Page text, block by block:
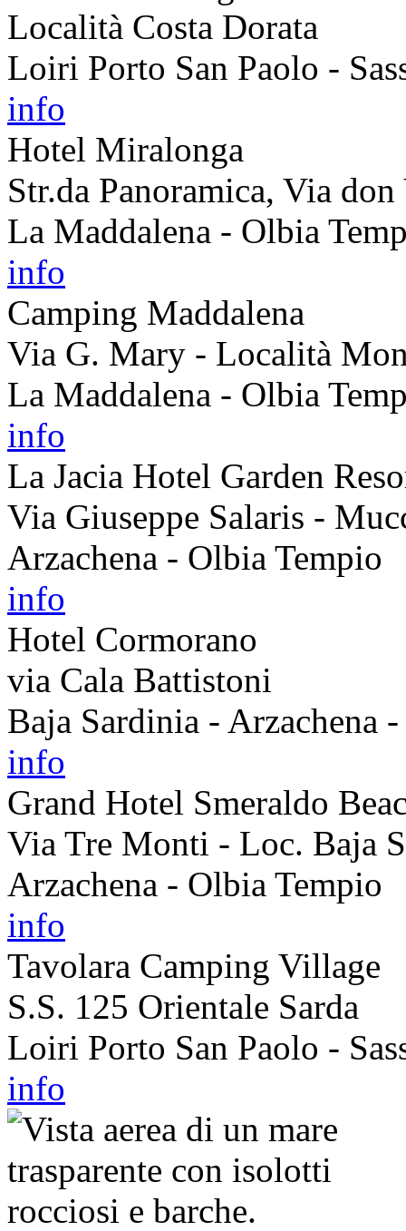
Località Costa Dorata
Loiri Porto San Paolo -
info
Hotel Miralonga
Str.da Panoramica, Via
La Maddalena - Olbia
info
Camping Maddalena
Via G. Mary - Località
La Maddalena - Olbia
info
La Jacia Hotel Garden
Via Giuseppe Salaris -
Arzachena - Olbia Tempio
info
Hotel Cormorano
via Cala Battistoni
Baja Sardinia - Arzachena
info
Grand Hotel Smeraldo
Via Tre Monti - Loc. Baja
Arzachena - Olbia Tempio
info
Tavolara Camping Village
S.S. 125 Orientale Sarda
Loiri Porto San Paolo -
info